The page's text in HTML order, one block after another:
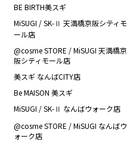
BE BIRTH美スギ
MiSUGI / SK-Ⅱ 天満橋京阪シティモ
ール店
@cosme STORE / MiSUGI 天満橋京
阪シティモール店
美スギ なんばCITY店
Be MAISON 美スギ
MiSUGI / SK-Ⅱ なんばウォーク店
@cosme STORE / MiSUGI なんばウ
ォーク店